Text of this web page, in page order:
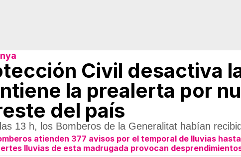
Civil desactiva
la prealerta por
del país
13 h, los Bomberos de la Generalitat habían
atienden 377 avisos por el temporal de lluvias
lluvias de esta madrugada provocan